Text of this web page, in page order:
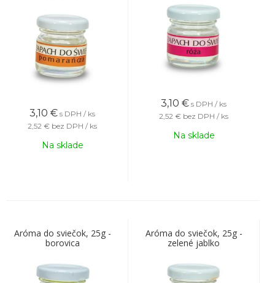
3,10 € s DPH / ks
2,52 € bez DPH / ks
Na sklade
3,10 € s DPH / ks
2,52 € bez DPH / ks
Na sklade
Aróma do sviečok, 25g -
borovica
Aróma do sviečok, 25g -
zelené jablko